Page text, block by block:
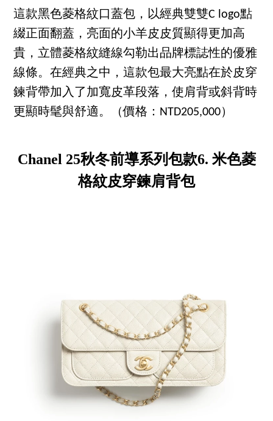
這款黑色菱格紋口蓋包，以經典雙雙C logo點
綴正面翻蓋，亮面的小羊皮皮質顯得更加高
貴，立體菱格紋縫線勾勒出品牌標誌性的優雅
線條。在經典之中，這款包最大亮點在於皮穿
鍊背帶加入了加寬皮革段落，使肩背或斜背時
更顯時髦與舒適。（價格：NTD205,000）
Chanel 25秋冬前導系列包款6. 米色菱
格紋皮穿鍊肩背包